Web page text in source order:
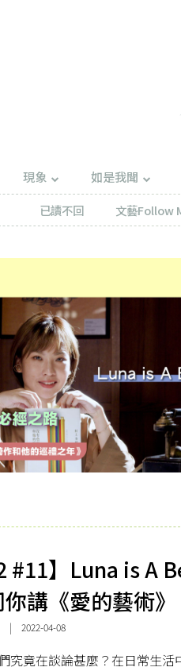
現象 如是我聞
已讀不回
文藝Follow
#11】Luna is A
講《愛的藝術》
| 2022-04-08
究竟在談論甚麼？在日常生